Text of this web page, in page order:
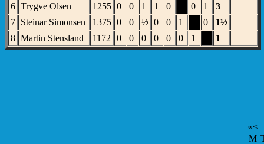
6 Trygve Olsen 1255 0 0 1 1 0 0 1
3
7 Steinar Simonsen 1375 0 0 ½ 0 0 1 0
1½
8 Martin Stensland 1172 0 0 0 0 0 0 1 1
«<
M